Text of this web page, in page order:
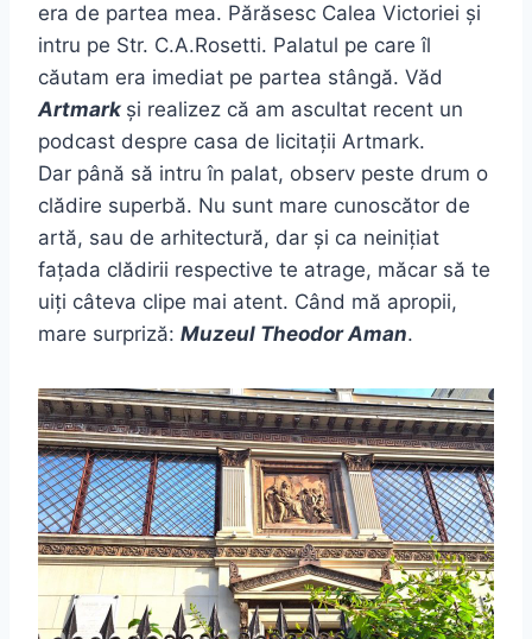
era de partea mea. Părăsesc Calea Victoriei și
intru pe Str. C.A.Rosetti. Palatul pe care îl
căutam era imediat pe partea stângă. Văd
Artmark și realizez că am ascultat recent un
podcast despre casa de licitații Artmark.
Dar până să intru în palat, observ peste drum o
clădire superbă. Nu sunt mare cunoscător de
artă, sau de arhitectură, dar și ca neinițiat
fațada clădirii respective te atrage, măcar să te
uiți câteva clipe mai atent. Când mă apropii,
mare surpriză: Muzeul Theodor Aman.